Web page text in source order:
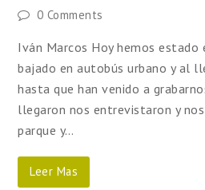
0 Comments
Iván Marcos Hoy hemos estado
bajado en autobús urbano y al
hasta que han venido a
llegaron nos entrevistaron y
parque y…
Leer Mas